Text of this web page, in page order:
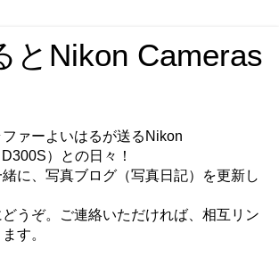
とNikon Cameras
ァーよいはるが送るNikon
）との日々！
に、写真ブログ（写真日記）を更新し
うぞ。ご連絡いただければ、相互リン
す。